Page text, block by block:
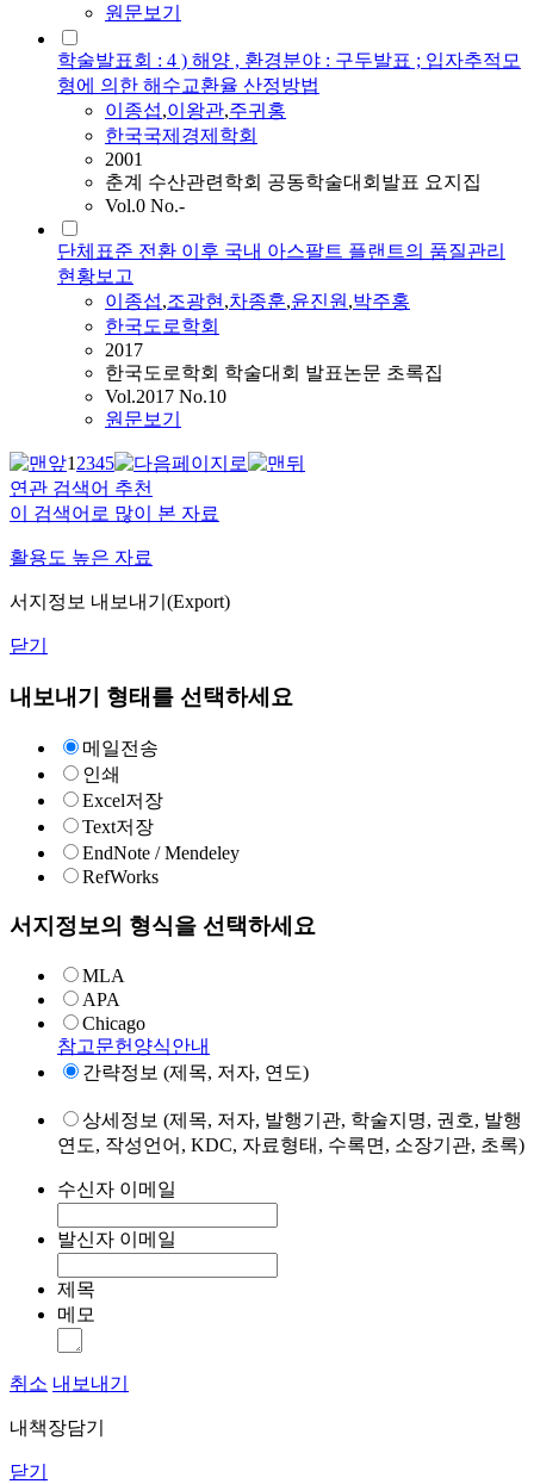
원문보기
학술발표회 : 4 ) 해양 , 환경분야 : 구두발표 ; 입자추적모
형에 의한 해수교환율 산정방법
이종섭,이왕관,주귀홍
한국국제경제학회
2001
춘계 수산관련학회 공동학술대회발표 요지집
Vol.0 No.-
단체표준 전환 이후 국내 아스팔트 플랜트의 품질관리
현황보고
이종섭,조광현,차종훈,윤진원,박주홍
한국도로학회
2017
한국도로학회 학술대회 발표논문 초록집
Vol.2017 No.10
원문보기
12345
연관 검색어 추천
이 검색어로 많이 본 자료
활용도 높은 자료
서지정보 내보내기(Export)
닫기
내보내기 형태를 선택하세요
메일전송
인쇄
Excel저장
Text저장
EndNote / Mendeley
RefWorks
서지정보의 형식을 선택하세요
MLA
APA
Chicago
참고문헌양식안내
간략정보 (제목, 저자, 연도)
상세정보 (제목, 저자, 발행기관, 학술지명, 권호, 발행
연도, 작성언어, KDC, 자료형태, 수록면, 소장기관, 초록)
수신자 이메일
발신자 이메일
제목
메모
취소 내보내기
내책장담기
닫기